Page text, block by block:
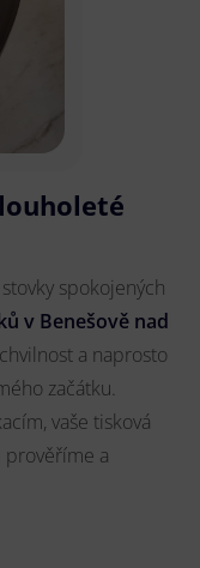
spokojených
v Benešově nad
a naprosto
začátku.
vaše tisková
a